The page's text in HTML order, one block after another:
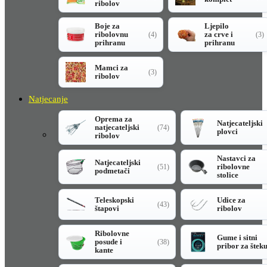
ribolov
Boje za
ribolovnu
prihranu
(4)
Ljepilo
za crve i
prihranu
(3)
Mamci za
ribolov
(3)
Natjecanje
Oprema za
natjecateljski
ribolov
(74)
Natjecateljski
plovci
Natjecateljski
podmetači
(51)
Nastavci za
ribolovne
stolice
Teleskopski
štapovi
(43)
Udice za
ribolov
Ribolovne
posude i
kante
(38)
Gume i sitni
pribor za šteku